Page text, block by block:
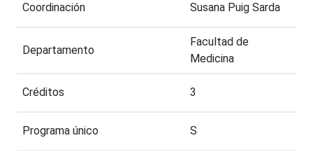
Coordinación Susana Puig Sarda
Departamento
Facultad de
Medicina
Créditos 3
Programa único S